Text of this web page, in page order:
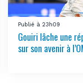
Publié à 23h09
Gouiri lâche une
sur son avenir à